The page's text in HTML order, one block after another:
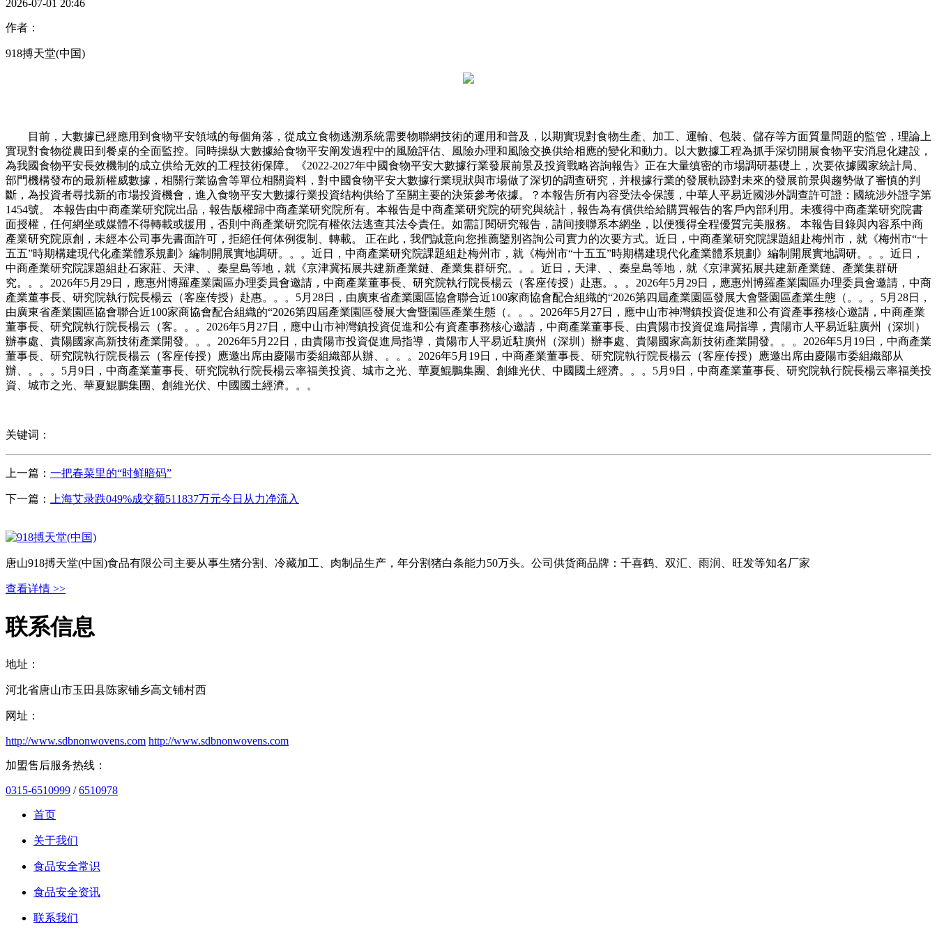
2026-07-01 20:46
作者：
918搏天堂(中国)
目前，大數據已經應用到食物平安領域的每個角落，從成立食物逃溯系統需要物聯網技術的運用和普及，以期實現對食物生產、加工、運輸、包裝、儲存等方面質量問題的監管，理論上
實現對食物從農田到餐桌的全面監控。同時操纵大數據給食物平安阐发過程中的風險評估、風險办理和風險交换供给相應的變化和動力。以大數據工程為抓手深切開展食物平安消息化建設，
為我國食物平安長效機制的成立供给无效的工程技術保障。《2022-2027年中國食物平安大數據行業發展前景及投資戰略咨詢報告》正在大量缜密的市場調研基礎上，次要依據國家統計局、
部門機構發布的最新權威數據，相關行業協會等單位相關資料，對中國食物平安大數據行業現狀與市場做了深切的調查研究，并根據行業的發展軌跡對未來的發展前景與趨勢做了審慎的判
斷，為投資者尋找新的市場投資機會，進入食物平安大數據行業投資结构供给了至關主要的決策參考依據。？本報告所有內容受法令保護，中華人平易近國涉外調查許可證：國統涉外證字第
1454號。 本報告由中商產業研究院出品，報告版權歸中商產業研究院所有。本報告是中商產業研究院的研究與統計，報告為有償供给給購買報告的客戶內部利用。未獲得中商產業研究院書
面授權，任何網坐或媒體不得轉載或援用，否則中商產業研究院有權依法逃查其法令責任。如需訂閱研究報告，請间接聯系本網坐，以便獲得全程優質完美服務。 本報告目錄與內容系中商
產業研究院原創，未經本公司事先書面許可，拒絕任何体例復制、轉載。 正在此，我們誠意向您推薦鑒別咨詢公司實力的次要方式。近日，中商產業研究院課題組赴梅州市，就《梅州市“十
五五”時期構建現代化產業體系規劃》編制開展實地調研。。。近日，中商產業研究院課題組赴梅州市，就《梅州市“十五五”時期構建現代化產業體系規劃》編制開展實地調研。。。近日，
中商產業研究院課題組赴石家莊、天津、、秦皇島等地，就《京津冀拓展共建新產業鏈、產業集群研究。。。近日，天津、、秦皇島等地，就《京津冀拓展共建新產業鏈、產業集群研
究。。。2026年5月29日，應惠州博羅產業園區办理委員會邀請，中商產業董事長、研究院執行院長楊云（客座传授）赴惠。。。2026年5月29日，應惠州博羅產業園區办理委員會邀請，中商
產業董事長、研究院執行院長楊云（客座传授）赴惠。。。5月28日，由廣東省產業園區協會聯合近100家商協會配合組織的“2026第四屆產業園區發展大會暨園區產業生態（。。。5月28日，
由廣東省產業園區協會聯合近100家商協會配合組織的“2026第四屆產業園區發展大會暨園區產業生態（。。。2026年5月27日，應中山市神灣鎮投資促進和公有資產事務核心邀請，中商產業
董事長、研究院執行院長楊云（客。。。2026年5月27日，應中山市神灣鎮投資促進和公有資產事務核心邀請，中商產業董事長、由貴陽市投資促進局指導，貴陽市人平易近駐廣州（深圳）
辦事處、貴陽國家高新技術產業開發。。。2026年5月22日，由貴陽市投資促進局指導，貴陽市人平易近駐廣州（深圳）辦事處、貴陽國家高新技術產業開發。。。2026年5月19日，中商產業
董事長、研究院執行院長楊云（客座传授）應邀出席由慶陽市委組織部从辦、。。。2026年5月19日，中商產業董事長、研究院執行院長楊云（客座传授）應邀出席由慶陽市委組織部从
辦、。。。5月9日，中商產業董事長、研究院執行院長楊云率福美投資、城市之光、華夏鯤鵬集團、創維光伏、中國國土經濟。。。5月9日，中商產業董事長、研究院執行院長楊云率福美投
資、城市之光、華夏鯤鵬集團、創維光伏、中國國土經濟。。。
关键词：
上一篇： 一把春菜里的“时鲜暗码”
下一篇： 上海艾录跌049%成交额511837万元今日从力净流入
唐山918搏天堂(中国)食品有限公司主要从事生猪分割、冷藏加工、肉制品生产，年分割猪白条能力50万头。公司供货商品牌：千喜鹤、双汇、雨润、旺发等知名厂家
查看详情 >>
联系信息
地址：
河北省唐山市玉田县陈家铺乡高文铺村西
网址：
http://www.sdbnonwovens.com http://www.sdbnonwovens.com
加盟售后服务热线：
0315-6510999 /6510978
首页
关于我们
食品安全常识
食品安全资讯
联系我们